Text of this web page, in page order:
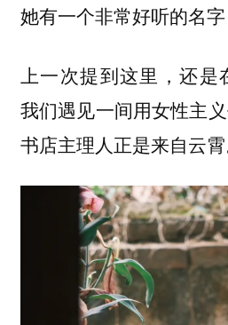
她有一个非常好听的名字
上一次提到这里，还是
我们遇见一间用女性主
书店主理人正是来自云霄